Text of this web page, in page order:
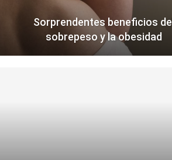
Sorprendentes beneficios del
sobrepeso y la obesidad